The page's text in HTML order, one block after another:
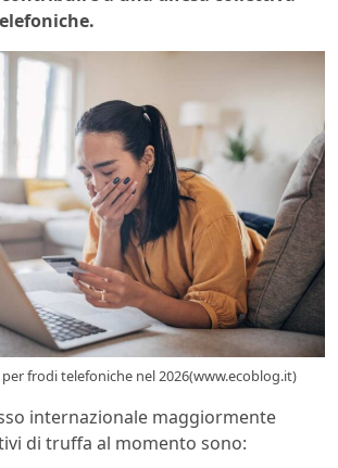
frodi telefoniche nel 2026(www.ecoblog.it)
internazionale maggiormente
di truffa al momento sono: